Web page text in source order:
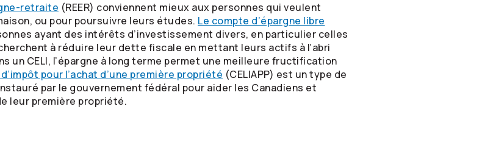
retraite (REER) conviennent mieux aux personnes qui veulent
ou pour poursuivre leurs études. Le compte d’épargne libre
ayant des intérêts d’investissement divers, en particulier celles
à réduire leur dette fiscale en mettant leurs actifs à l’abri
un CELI, l’épargne à long terme permet une meilleure fructification
pour l’achat d’une première propriété (CELIAPP) est un type de
par le gouvernement fédéral pour aider les Canadiens et
leur première propriété.